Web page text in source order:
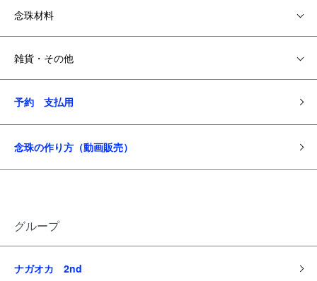
念珠材料
雑貨・その他
予約 支払用
念珠の作り方（動画販売）
グループ
ナガオカ 2nd